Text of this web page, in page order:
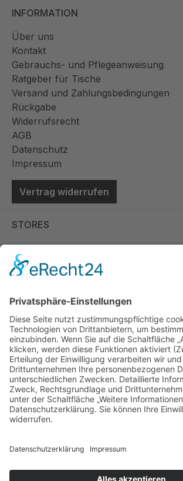
INFORMATION
Über uns
Kontakt
Gebrauchs- und Pflegeanweisung
Ratgeber für Tische
Versand und Zahlungsbedingungen
Rückgabe
Widerrufsrecht
AGB
Datenschutz
Impressum
Vertrag widerrufen
STORES
Store Viernheim
Store Berlin
Handelspartner Köln
SICHERE BEZAHLUNG
ZUVERLÄSSIGER VERSAND